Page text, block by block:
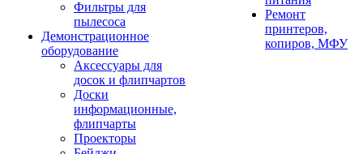
Фильтры для
пылесоса
Демонстрационное
оборудование
Аксессуары для
досок и флипчартов
Доски
информационные,
флипчарты
Проекторы
Ремонт
принтеров,
копиров, МФУ